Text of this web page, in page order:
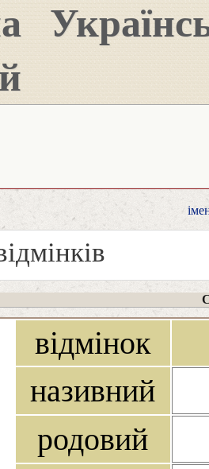
відмінок
називний
родовий